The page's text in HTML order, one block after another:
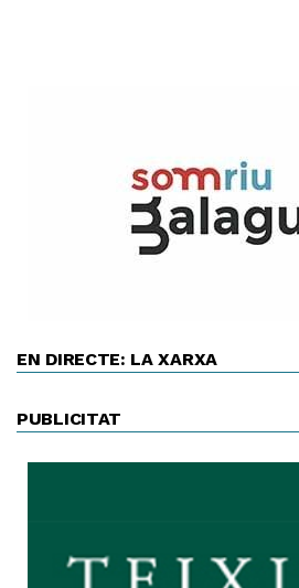
EN DIRECTE: LA XARXA
PUBLICITAT